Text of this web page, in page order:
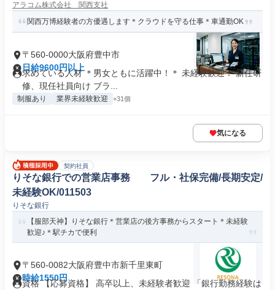
アラコム株式会社 関西支社
関西万博経験者の方優遇します＊クラウドを守る仕事＊車通勤OK
〒560-0000大阪府豊中市
日給9600円以上
求めている人材 ＊男女ともに活躍中！＊ 未経験歓迎！ 新任研
修、現任社員向け ブラ...
制服あり 業界未経験歓迎 +31個
気になる
契約社員
りそな銀行での営業店事務 フル・社保完備/長期安定/
未経験OK/011503
りそな銀行
【服部天神】りそな銀行＊営業店の後方事務からスタート＊未経験
歓迎♪＊駅チカで便利
〒560-0082大阪府豊中市新千里東町
時給1550円
資格 【応募資格】 高卒以上、未経験者歓迎 「銀行勤務経験は